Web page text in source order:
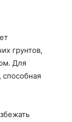
грунтов,
Для
способная